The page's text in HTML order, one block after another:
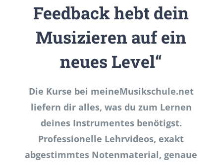
Feedback hebt dein
Musizieren auf ein
neues Level“
Die Kurse bei meineMusikschule.net
liefern dir alles, was du zum Lernen
deines Instrumentes benötigst.
Professionelle Lehrvideos, exakt
abgestimmtes Notenmaterial, genaue